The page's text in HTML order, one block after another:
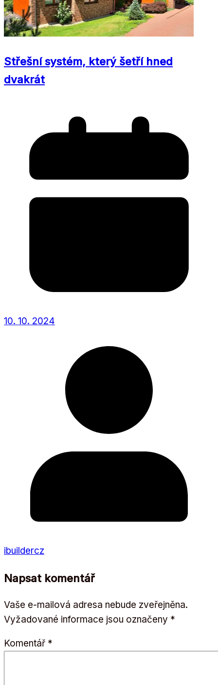
Střešní systém, který šetří hned
dvakrát
10. 10. 2024
ibuildercz
Napsat komentář
Vaše e-mailová adresa nebude zveřejněna.
Vyžadované informace jsou označeny *
Komentář *